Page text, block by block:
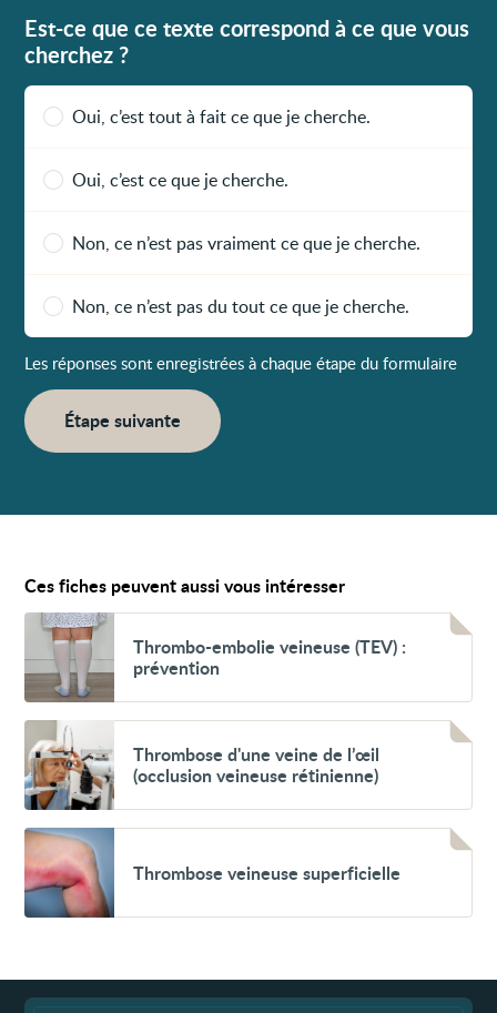
Est-ce que ce texte correspond à ce que vous
cherchez ?
Oui, c’est tout à fait ce que je cherche.
Oui, c’est ce que je cherche.
Non, ce n’est pas vraiment ce que je cherche.
Non, ce n’est pas du tout ce que je cherche.
Les réponses sont enregistrées à chaque étape du formulaire
Étape suivante
Ces fiches peuvent aussi vous intéresser
Voir
Thrombo-
embolie
veineuse
(TEV)
prévention
Thrombo-embolie veineuse (TEV) :
prévention
Voir
Thrombose
d'une
veine
de
(occlusion
veineuse
rétinienne)
Thrombose d'une veine de l’œil
(occlusion veineuse rétinienne)
Voir
Thrombose
veineuse
superficielle
Thrombose veineuse superficielle